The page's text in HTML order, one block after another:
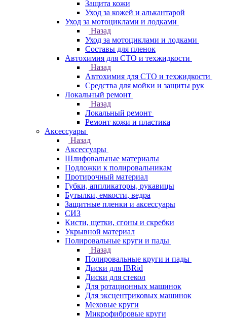
Защита кожи
Уход за кожей и алькантарой
Уход за мотоциклами и лодками
Назад
Уход за мотоциклами и лодками
Составы для пленок
Автохимия для СТО и техжидкости
Назад
Автохимия для СТО и техжидкости
Средства для мойки и защиты рук
Локальный ремонт
Назад
Локальный ремонт
Ремонт кожи и пластика
Аксессуары
Назад
Аксессуары
Шлифовальные материалы
Подложки к полировальникам
Протирочный материал
Губки, аппликаторы, рукавицы
Бутылки, емкости, ведра
Защитные пленки и аксессуары
СИЗ
Кисти, щетки, сгоны и скребки
Укрывной материал
Полировальные круги и пады
Назад
Полировальные круги и пады
Диски для IBRid
Диски для стекол
Для ротационных машинок
Для эксцентриковых машинок
Меховые круги
Микрофибровые круги